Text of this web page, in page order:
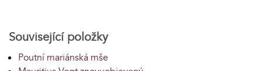
Související položky
Poutní mariánská mše